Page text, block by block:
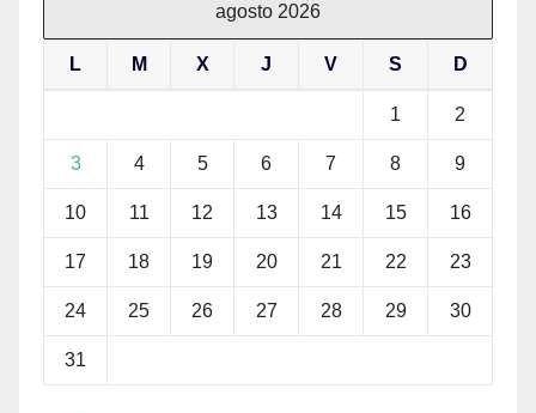
agosto 2026
L M X J V S D
1 2
3 4 5 6 7 8 9
10 11 12 13 14 15 16
17 18 19 20 21 22 23
24 25 26 27 28 29 30
31